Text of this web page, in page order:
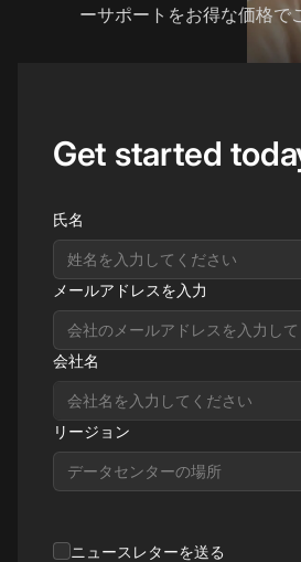
ーサポートをお得な価格で
Get started
氏名
メールアドレスを入力
会社名
リージョン
データセンターの場所
ニュースレターを送る